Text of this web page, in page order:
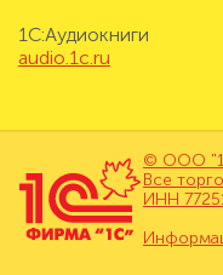
1С:Аудиокниги
audio.1c.ru
© ООО
Все
ИНН